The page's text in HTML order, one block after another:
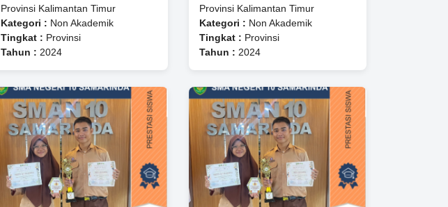
Provinsi Kalimantan Timur
Kategori : Non Akademik
Tingkat : Provinsi
Tahun : 2024
Provinsi Kalimantan Timur
Kategori : Non Akademik
Tingkat : Provinsi
Tahun : 2024